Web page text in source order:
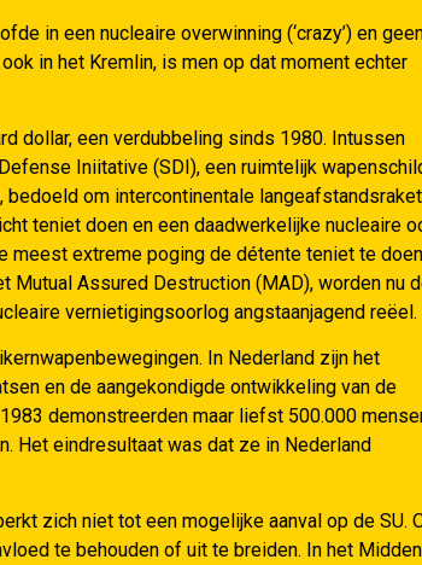
in een nucleaire overwinning (‘crazy’) en
in het Kremlin, is men op dat moment echter
dollar, een verdubbeling sinds 1980. Intussen
Iniitative (SDI), een ruimtelijk
om intercontinentale
teniet doen en een daadwerkelijke nucleaire
meest extreme poging de détente teniet te
Mutual Assured Destruction (MAD), worden nu
vernietigingsoorlog angstaanjagend reëel.
In Nederland zijn het
en de aangekondigde ontwikkeling van de
demonstreerden maar liefst 500.000
Het eindresultaat was dat ze in Nederland
zich niet tot een mogelijke aanval op de SU.
te behouden of uit te breiden. In het